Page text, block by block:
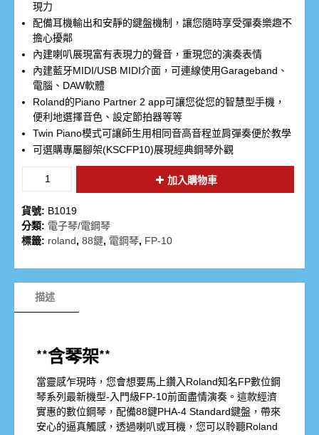
現力
配備耳機輸出和安靜的鍵盤機制，讓您隨時享受彈奏樂趣不
擔心擾鄰
內建喇叭展現富有表現力的聲音，重現您的演奏表情
內建藍牙MIDI/USB MIDI介面，可連線使用Garageband、
電腦、DAW軟體
Roland的Piano Partner 2 app可讓您從您的智慧型手機，
便利地選擇音色、設定節拍器等等
Twin Piano模式可讓師生用相同音高音程並肩彈奏便於教學
可選購專屬腳架(KSCFP10)展現經典鋼琴外觀
加入購物車
貨號: B1019
分類: 電子琴/電鋼琴
標籤: roland, 88鍵, 電鋼琴, FP-10
描述
**含琴架**
當靈感乍現時，您會想要馬上鑽入Roland知名FP數位鋼
琴系列最新機型-入門級FP-10前面盡情演奏。這款經濟
實惠的數位鋼琴，配備88鍵PHA-4 Standard鍵盤，帶來
安心的逼真觸感，透過喇叭或耳機，您可以聆聽Roland